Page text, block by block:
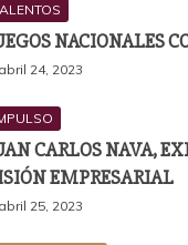
NACIONALES
abril 24, 2023
CARLOS NAVA,
EMPRESARIAL
abril 25, 2023